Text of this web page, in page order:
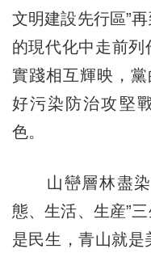
文明建設先行區”
的現代化中走前
實踐相互輝映，
好污染防治攻堅
色。
山巒層林盡染
態、生活、生産”
是民生，青山就是